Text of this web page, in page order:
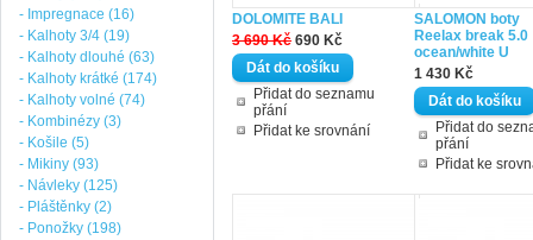
DOLOMITE BALI
3 690 Kč 690 Kč
Přidat do seznamu
přání
Přidat ke srovnání
SALOMON boty
Reelax break 5.0
ocean/white U
1 430 Kč
Přidat do
přání
Přidat ke
- Impregnace (16)
- Kalhoty 3/4 (19)
- Kalhoty dlouhé (63)
- Kalhoty krátké (174)
- Kalhoty volné (74)
- Kombinézy (3)
- Košile (5)
- Mikiny (93)
- Návleky (125)
- Pláštěnky (2)
- Ponožky (198)